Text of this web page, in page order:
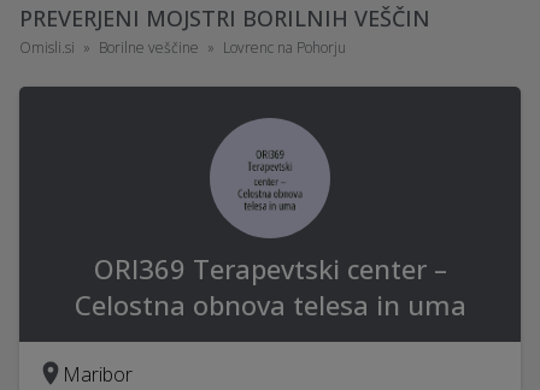
PREVERJENI MOJSTRI BORILNIH VEŠČIN
Omisli.si Borilne veščine Lovrenc na Pohorju
ORI369 Terapevtski center –
Celostna obnova telesa in uma
Maribor